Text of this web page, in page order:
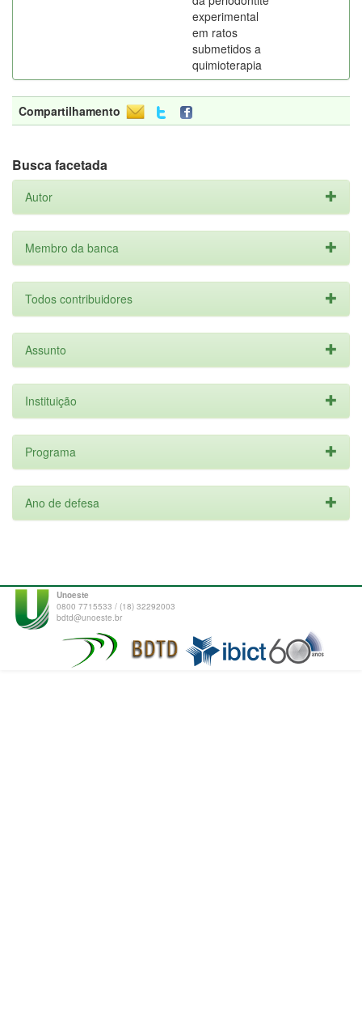
experimental
em ratos
submetidos a
quimioterapia
Compartilhamento
Busca facetada
Autor
Membro da banca
Todos contribuidores
Assunto
Instituição
Programa
Ano de defesa
Unoeste
0800 7715533 / (18) 32292003
bdtd@unoeste.br